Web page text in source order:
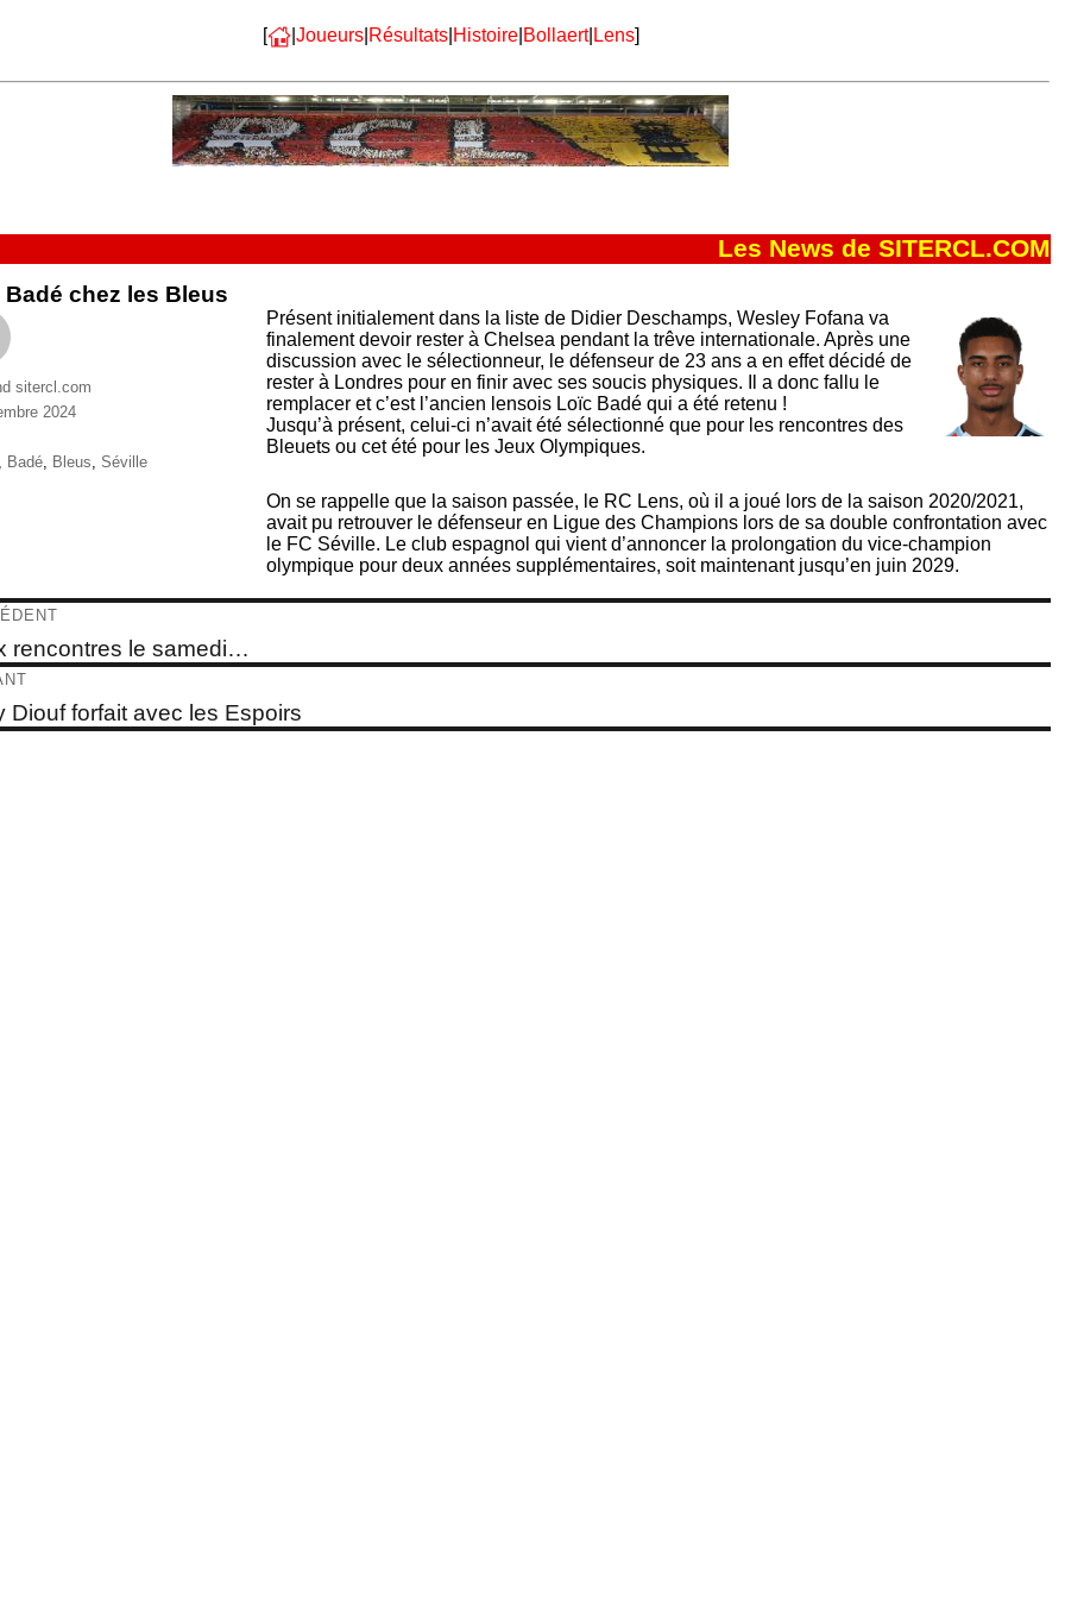
[ | Joueurs| Résultats| Histoire| Bollaert| Lens]
Les News de SITERCL.COM
Badé chez les Bleus
Présent initialement dans la liste de Didier Deschamps, Wesley Fofana va
finalement devoir rester à Chelsea pendant la trêve internationale. Après une
discussion avec le sélectionneur, le défenseur de 23 ans a en effet décidé de
rester à Londres pour en finir avec ses soucis physiques. Il a donc fallu le
remplacer et c’est l’ancien lensois Loïc Badé qui a été retenu !
Jusqu’à présent, celui-ci n’avait été sélectionné que pour les rencontres des
Bleuets ou cet été pour les Jeux Olympiques.
On se rappelle que la saison passée, le RC Lens, où il a joué lors de la saison 2020/2021,
avait pu retrouver le défenseur en Ligue des Champions lors de sa double confrontation avec
le FC Séville. Le club espagnol qui vient d’annoncer la prolongation du vice-champion
olympique pour deux années supplémentaires, soit maintenant jusqu’en juin 2029.
sitercl.com
2024
, Badé, Bleus, Séville
:
rencontres le samedi…
:
Diouf forfait avec les Espoirs